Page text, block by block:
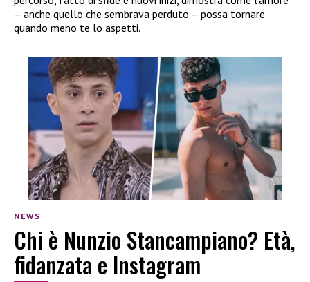
– anche quello che sembrava perduto – possa tornare
quando meno te lo aspetti.
NEWS
Chi è Nunzio Stancampiano? Età,
fidanzata e Instagram